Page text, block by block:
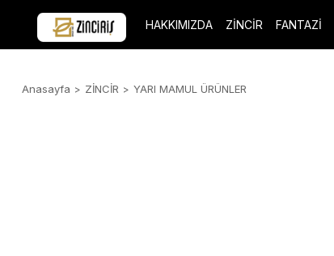
HAKKIMIZDA ZİNCİR FANTAZİ
Anasayfa ZİNCİR YARI MAMUL ÜRÜNLER